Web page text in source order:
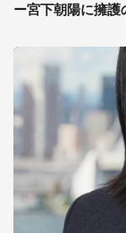
ー宮下朝陽に擁